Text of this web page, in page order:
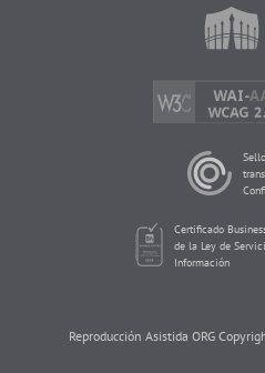
Certificado
de la Ley de
Información
Reproducción Asistida ORG